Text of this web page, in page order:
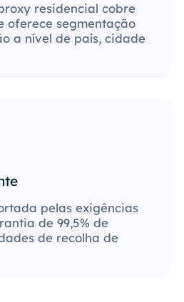
residencial cobre
oferece segmentação
a nível de país, cidade
pelas exigências
de 99,5% de
de recolha de